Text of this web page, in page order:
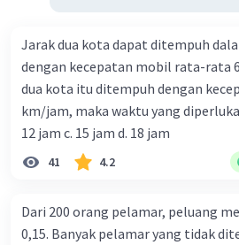
Jarak dua kota dapat ditempuh
dengan kecepatan mobil rata-rata
dua kota itu ditempuh dengan
km/jam, maka waktu yang diperlukan
12 jam c. 15 jam d. 18 jam
41 4.2
Dari 200 orang pelamar, peluang
0,15. Banyak pelamar yang tidak